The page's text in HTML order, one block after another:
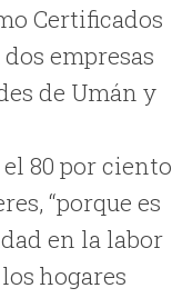
Certificados
empresas
de Umán y
80 por ciento
“porque es
en la labor
hogares